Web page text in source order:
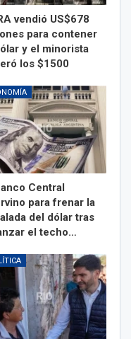
vendió US$678
para contener
y el minorista
los $1500
Central
para frenar la
del dólar tras
el techo…